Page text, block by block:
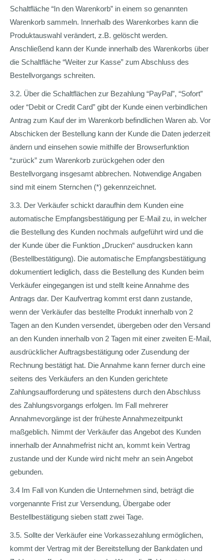
Schaltfläche “In den Warenkorb” in einem so genannten
Warenkorb sammeln. Innerhalb des Warenkorbes kann die
Produktauswahl verändert, z.B. gelöscht werden.
Anschließend kann der Kunde innerhalb des Warenkorbs über
die Schaltfläche “Weiter zur Kasse” zum Abschluss des
Bestellvorgangs schreiten.
3.2. Über die Schaltflächen zur Bezahlung “PayPal”, “Sofort”
oder “Debit or Credit Card” gibt der Kunde einen verbindlichen
Antrag zum Kauf der im Warenkorb befindlichen Waren ab. Vor
Abschicken der Bestellung kann der Kunde die Daten jederzeit
ändern und einsehen sowie mithilfe der Browserfunktion
“zurück” zum Warenkorb zurückgehen oder den
Bestellvorgang insgesamt abbrechen. Notwendige Angaben
sind mit einem Sternchen (*) gekennzeichnet.
3.3. Der Verkäufer schickt daraufhin dem Kunden eine
automatische Empfangsbestätigung per E-Mail zu, in welcher
die Bestellung des Kunden nochmals aufgeführt wird und die
der Kunde über die Funktion „Drucken“ ausdrucken kann
(Bestellbestätigung). Die automatische Empfangsbestätigung
dokumentiert lediglich, dass die Bestellung des Kunden beim
Verkäufer eingegangen ist und stellt keine Annahme des
Antrags dar. Der Kaufvertrag kommt erst dann zustande,
wenn der Verkäufer das bestellte Produkt innerhalb von 2
Tagen an den Kunden versendet, übergeben oder den Versand
an den Kunden innerhalb von 2 Tagen mit einer zweiten E-Mail,
ausdrücklicher Auftragsbestätigung oder Zusendung der
Rechnung bestätigt hat. Die Annahme kann ferner durch eine
seitens des Verkäufers an den Kunden gerichtete
Zahlungsaufforderung und spätestens durch den Abschluss
des Zahlungsvorgangs erfolgen. Im Fall mehrerer
Annahmevorgänge ist der früheste Annahmezeitpunkt
maßgeblich. Nimmt der Verkäufer das Angebot des Kunden
innerhalb der Annahmefrist nicht an, kommt kein Vertrag
zustande und der Kunde wird nicht mehr an sein Angebot
gebunden.
3.4 Im Fall von Kunden die Unternehmen sind, beträgt die
vorgenannte Frist zur Versendung, Übergabe oder
Bestellbestätigung sieben statt zwei Tage.
3.5. Sollte der Verkäufer eine Vorkassezahlung ermöglichen,
kommt der Vertrag mit der Bereitstellung der Bankdaten und